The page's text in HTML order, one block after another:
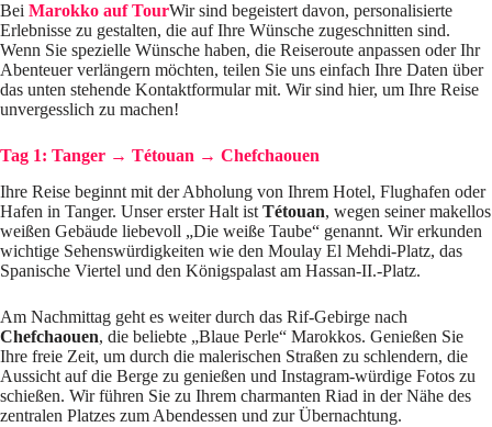
Bei Marokko auf TourWir sind begeistert davon, personalisierte
Erlebnisse zu gestalten, die auf Ihre Wünsche zugeschnitten sind.
Wenn Sie spezielle Wünsche haben, die Reiseroute anpassen oder Ihr
Abenteuer verlängern möchten, teilen Sie uns einfach Ihre Daten über
das unten stehende Kontaktformular mit. Wir sind hier, um Ihre Reise
unvergesslich zu machen!
Tag 1: Tanger → Tétouan → Chefchaouen
Ihre Reise beginnt mit der Abholung von Ihrem Hotel, Flughafen oder
Hafen in Tanger. Unser erster Halt ist Tétouan, wegen seiner makellos
weißen Gebäude liebevoll „Die weiße Taube“ genannt. Wir erkunden
wichtige Sehenswürdigkeiten wie den Moulay El Mehdi-Platz, das
Spanische Viertel und den Königspalast am Hassan-II.-Platz.
Am Nachmittag geht es weiter durch das Rif-Gebirge nach
Chefchaouen, die beliebte „Blaue Perle“ Marokkos. Genießen Sie
Ihre freie Zeit, um durch die malerischen Straßen zu schlendern, die
Aussicht auf die Berge zu genießen und Instagram-würdige Fotos zu
schießen. Wir führen Sie zu Ihrem charmanten Riad in der Nähe des
zentralen Platzes zum Abendessen und zur Übernachtung.